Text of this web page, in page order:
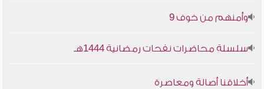
وأمنهم من خوف 9
سلسلة محاضرات نفحات رمضانية 1444هـ
أخلاقنا أصالة ومعاصرة